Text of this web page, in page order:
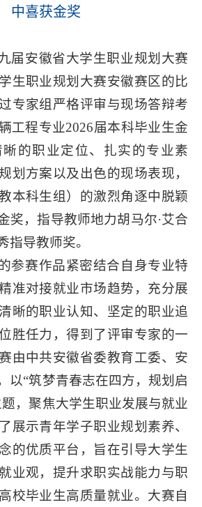
中喜获金奖
届安徽省大学生职业规划大赛
生职业规划大赛安徽赛区的比
专家组严格评审与现场答辩考
工程专业2026届本科毕业生金
的职业定位、扎实的专业素
划方案以及出色的现场表现，
本科生组）的激烈角逐中脱颖
奖，指导教师地力胡马尔·艾合
指导教师奖。
参赛作品紧密结合自身专业特
准对接就业市场趋势，充分展
晰的职业认知、坚定的职业追
胜任力，得到了评审专家的一
由中共安徽省委教育工委、安
以“筑梦青春志在四方，规划启
，聚焦大学生职业发展与就业
展示青年学子职业规划素养、
的优质平台，旨在引导大学生
业观，提升求职实战能力与职
校毕业生高质量就业。大赛自